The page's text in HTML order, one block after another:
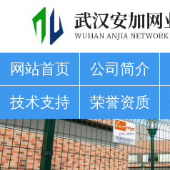
网站首页 公司简介
技术支持
荣誉资质